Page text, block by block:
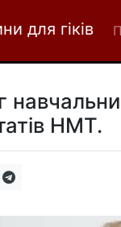
для гіків
НМТ.